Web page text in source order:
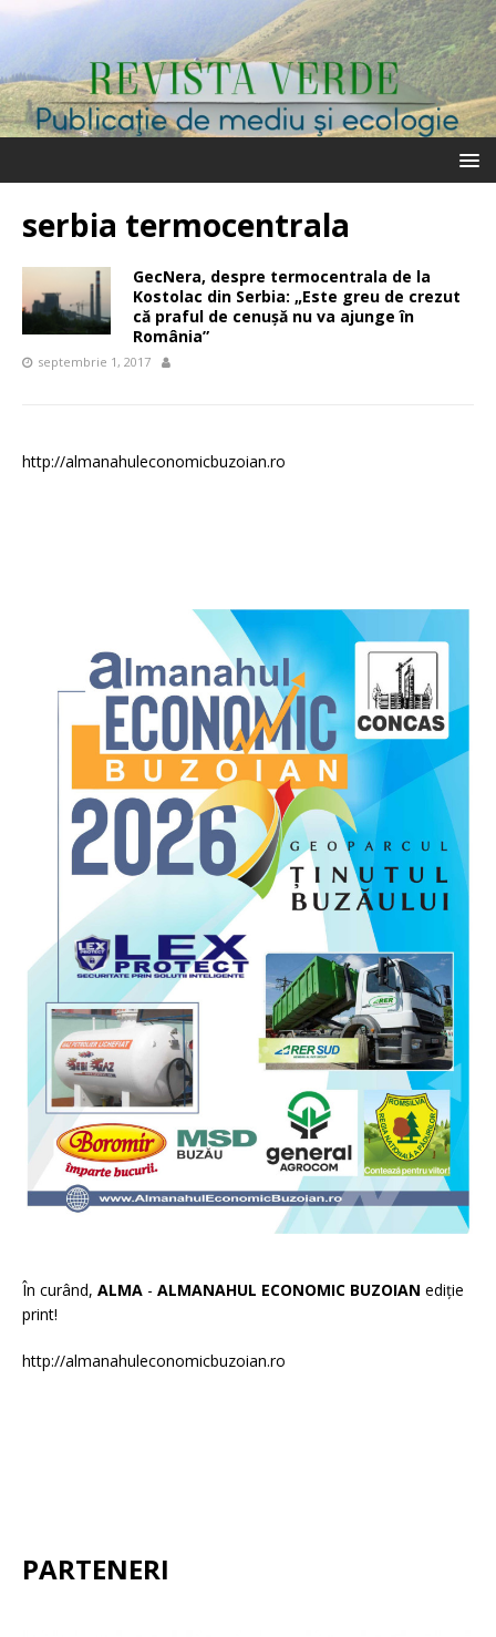
serbia termocentrala
GecNera, despre termocentrala de la
Kostolac din Serbia: „Este greu de crezut
că praful de cenuşă nu va ajunge în
România”
septembrie 1, 2017
http://almanahuleconomicbuzoian.ro
În curând, ALMA - ALMANAHUL ECONOMIC BUZOIAN ediție
print!
http://almanahuleconomicbuzoian.ro
PARTENERI